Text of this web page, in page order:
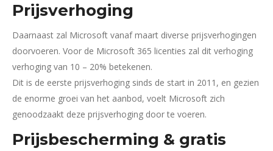
Prijsverhoging
Daarnaast zal Microsoft vanaf maart diverse prijsverhogingen
doorvoeren. Voor de Microsoft 365 licenties zal dit verhoging
verhoging van 10 – 20% betekenen.
Dit is de eerste prijsverhoging sinds de start in 2011, en gezien
de enorme groei van het aanbod, voelt Microsoft zich
genoodzaakt deze prijsverhoging door te voeren.
Prijsbescherming & gratis